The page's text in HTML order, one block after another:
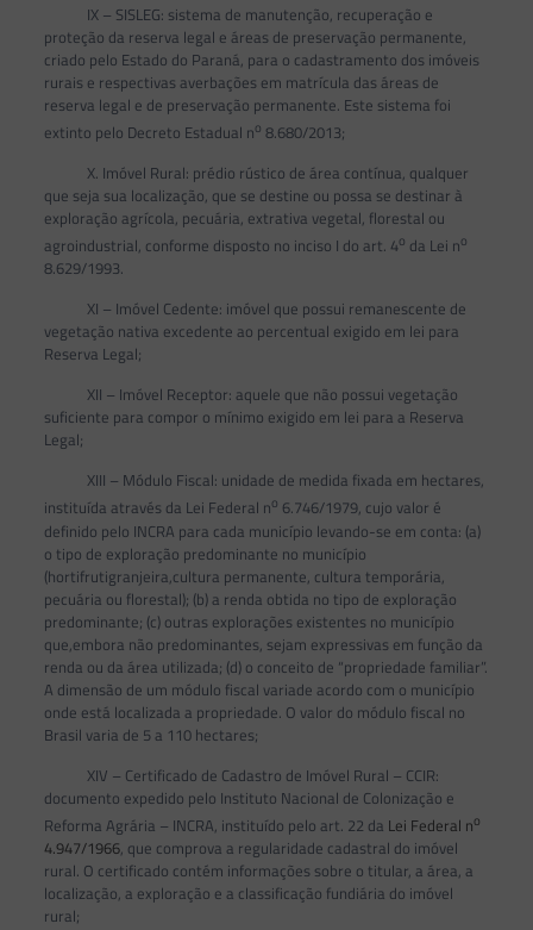
IX – SISLEG: sistema de manutenção, recuperação e
proteção da reserva legal e áreas de preservação permanente,
criado pelo Estado do Paraná, para o cadastramento dos imóveis
rurais e respectivas averbações em matrícula das áreas de
reserva legal e de preservação permanente. Este sistema foi
extinto pelo Decreto Estadual no 8.680/2013;
X. Imóvel Rural: prédio rústico de área contínua, qualquer
que seja sua localização, que se destine ou possa se destinar à
exploração agrícola, pecuária, extrativa vegetal, florestal ou
agroindustrial, conforme disposto no inciso I do art. 4o da Lei no
8.629/1993.
XI – Imóvel Cedente: imóvel que possui remanescente de
vegetação nativa excedente ao percentual exigido em lei para
Reserva Legal;
XII – Imóvel Receptor: aquele que não possui vegetação
suficiente para compor o mínimo exigido em lei para a Reserva
Legal;
XIII – Módulo Fiscal: unidade de medida fixada em hectares,
instituída através da Lei Federal no 6.746/1979, cujo valor é
definido pelo INCRA para cada município levando-se em conta: (a)
o tipo de exploração predominante no município
(hortifrutigranjeira,cultura permanente, cultura temporária,
pecuária ou florestal); (b) a renda obtida no tipo de exploração
predominante; (c) outras explorações existentes no município
que,embora não predominantes, sejam expressivas em função da
renda ou da área utilizada; (d) o conceito de “propriedade familiar”.
A dimensão de um módulo fiscal variade acordo com o município
onde está localizada a propriedade. O valor do módulo fiscal no
Brasil varia de 5 a 110 hectares;
XIV – Certificado de Cadastro de Imóvel Rural – CCIR:
documento expedido pelo Instituto Nacional de Colonização e
Reforma Agrária – INCRA, instituído pelo art. 22 da Lei Federal no
4.947/1966, que comprova a regularidade cadastral do imóvel
rural. O certificado contém informações sobre o titular, a área, a
localização, a exploração e a classificação fundiária do imóvel
rural;